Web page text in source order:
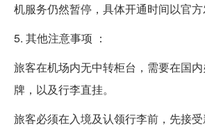
机服务仍然暂停，具体开通时间以官方
5. 其他注意事项 ：
旅客在机场内无中转柜台，需要在国
牌，以及行李直挂。
旅客必须在入境及认领行李前，先接